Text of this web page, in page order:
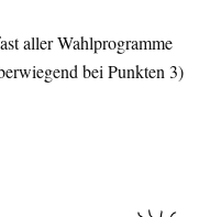
aller Wahlprogramme
bei Punkten 3)